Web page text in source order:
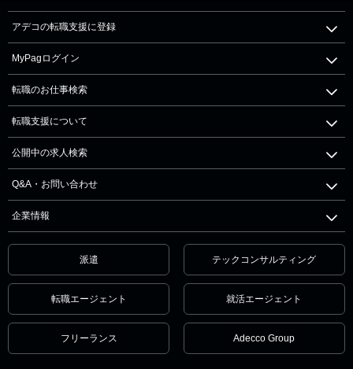
アデコの転職支援に登録
MyPagログイン
転職のお仕事検索
転職支援について
公開中の求人検索
Q&A・お問い合わせ
企業情報
派遣 テックコンサルティング
転職エージェント 就活エージェント
フリーランス Adecco Group